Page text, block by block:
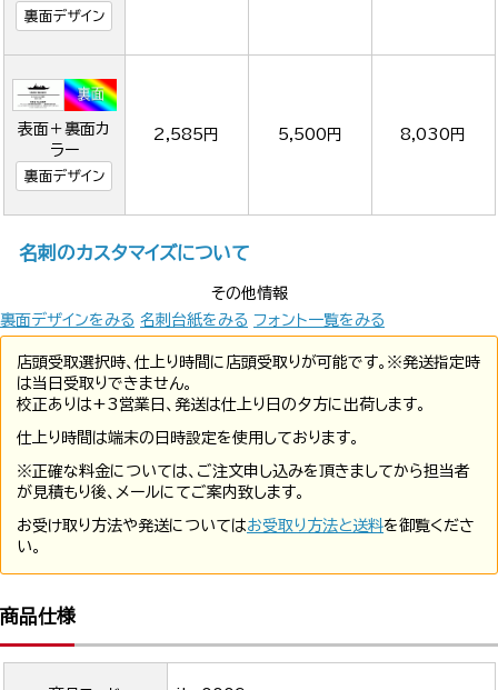
裏面デザイン
表面＋裏面カ
ラー
裏面デザイン
2,585円 5,500円 8,030円
名刺のカスタマイズについて
その他情報
裏面デザインをみる 名刺台紙をみる フォント一覧をみる
店頭受取選択時、仕上り時間に店頭受取りが可能です。※発送指定時
は当日受取りできません。
校正ありは+3営業日、発送は仕上り日の夕方に出荷します。
仕上り時間は端末の日時設定を使用しております。
※正確な料金については、ご注文申し込みを頂きましてから担当者
が見積もり後、メールにてご案内致します。
お受け取り方法や発送についてはお受取り方法と送料を御覧くださ
い。
商品仕様